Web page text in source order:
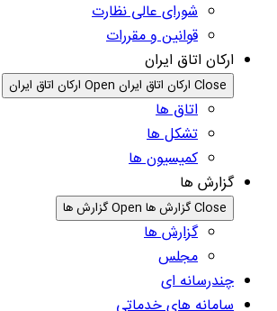
شورای عالی نظارت
قوانین و مقررات
ارکان اتاق ایران
Close ارکان اتاق ایران Open ارکان اتاق ایران
اتاق ها
تشکل ها
کمیسیون ها
گزارش ها
Close گزارش ها Open گزارش ها
گزارش ها
مجلس
چندرسانه ای
سامانه های خدماتی